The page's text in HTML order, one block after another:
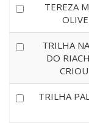
TEREZA
TRILHA
DO
TRILHA